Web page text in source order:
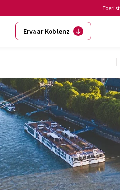
Ervaar Koblenz